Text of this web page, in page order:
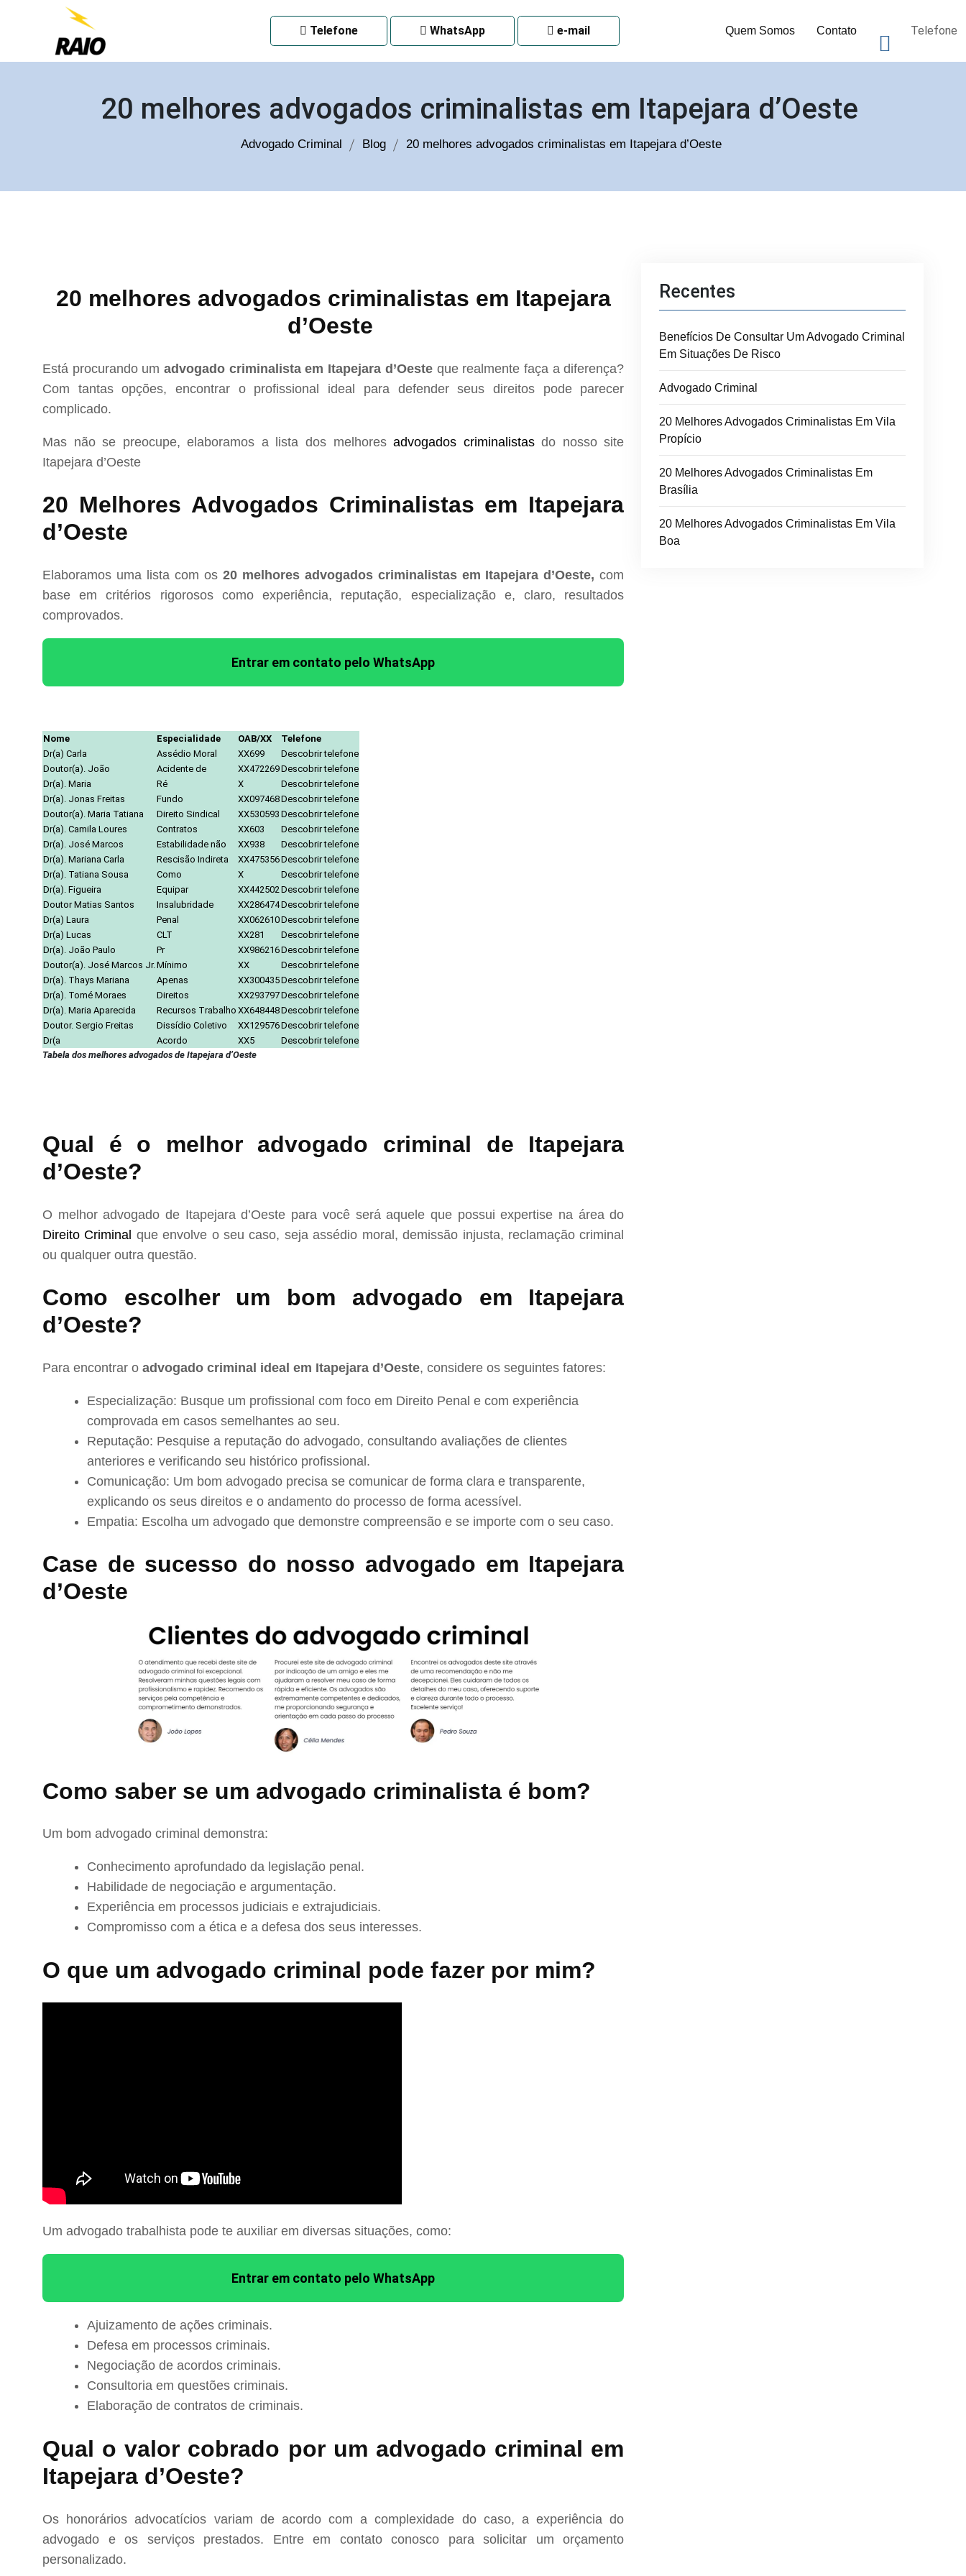
Telefone WhatsApp e-mail Quem Somos Contato Telefone
20 melhores advogados criminalistas em Itapejara d’Oeste
Advogado Criminal Blog 20 melhores advogados criminalistas em Itapejara d’Oeste
20 melhores advogados criminalistas em Itapejara
d’Oeste
Está procurando umadvogado criminalista em Itapejara d’Oesteque realmente faça a diferença?
Com tantas opções, encontrar o profissional ideal para defender seus direitos pode parecer
complicado.
Mas não se preocupe, elaboramos a lista dos melhoresadvogados criminalistasdo nosso site
Itapejara d’Oeste
20 Melhores Advogados Criminalistas em Itapejara
d’Oeste
Elaboramos uma lista com os 20 melhores advogados criminalistas em Itapejara d’Oeste, com
base em critérios rigorosos como experiência, reputação, especialização e, claro, resultados
comprovados.
Entrar em contato pelo WhatsApp
Nome Especialidade OAB/XX
Telefone
Dr(a) Carla
Assédio Moral XX699
Descobrir telefone
Doutor(a). João
Acidente de XX472269Descobrir telefone
Dr(a). Maria
Ré X
Descobrir telefone
Dr(a). Jonas Freitas
Fundo XX097468Descobrir telefone
Doutor(a). Maria Tatiana
Direito Sindical XX530593 Descobrir telefone
Dr(a). Camila Loures
Contratos XX603
Descobrir telefone
Dr(a). José Marcos
Estabilidade não XX938
Descobrir telefone
Dr(a). Mariana Carla
Rescisão Indireta XX475356Descobrir telefone
Dr(a). Tatiana Sousa
Como X
Descobrir telefone
Dr(a). Figueira
Equipar XX442502 Descobrir telefone
Doutor Matias Santos
Insalubridade XX286474Descobrir telefone
Dr(a) Laura
Penal XX062610Descobrir telefone
Dr(a) Lucas
CLT XX281
Descobrir telefone
Dr(a). João Paulo
Pr XX986216Descobrir telefone
Doutor(a). José Marcos Jr. Mínimo XX
Descobrir telefone
Dr(a). Thays Mariana
Apenas XX300435Descobrir telefone
Dr(a). Tomé Moraes
Direitos XX293797Descobrir telefone
Dr(a). Maria Aparecida
Recursos Trabalho XX648448Descobrir telefone
Doutor. Sergio Freitas
Dissídio Coletivo XX129576Descobrir telefone
Dr(a
Acordo XX5
Descobrir telefone
Tabela dos melhores advogados de Itapejara d’Oeste
Qual é o melhor advogado criminal de Itapejara
d’Oeste?
O melhor advogado de Itapejara d’Oeste para você será aquele que possui expertise na área do
Direito Criminal que envolve o seu caso, seja assédio moral, demissão injusta, reclamação criminal
ou qualquer outra questão.
Como escolher um bom advogado em Itapejara
d’Oeste?
Para encontrar o advogado criminal ideal em Itapejara d’Oeste, considere os seguintes fatores:
Especialização: Busque um profissional com foco em Direito Penal e com experiência
comprovada em casos semelhantes ao seu.
Reputação: Pesquise a reputação do advogado, consultando avaliações de clientes
anteriores e verificando seu histórico profissional.
Comunicação: Um bom advogado precisa se comunicar de forma clara e transparente,
explicando os seus direitos e o andamento do processo de forma acessível.
Empatia: Escolha um advogado que demonstre compreensão e se importe com o seu caso.
Case de sucesso do nosso advogado em Itapejara
d’Oeste
Como saber se um advogado criminalista é bom?
Um bom advogado criminal demonstra:
Conhecimento aprofundado da legislação penal.
Habilidade de negociação e argumentação.
Experiência em processos judiciais e extrajudiciais.
Compromisso com a ética e a defesa dos seus interesses.
O que um advogado criminal pode fazer por mim?
Um advogado trabalhista pode te auxiliar em diversas situações, como:
Entrar em contato pelo WhatsApp
Ajuizamento de ações criminais.
Defesa em processos criminais.
Negociação de acordos criminais.
Consultoria em questões criminais.
Elaboração de contratos de criminais.
Qual o valor cobrado por um advogado criminal em
Itapejara d’Oeste?
Os honorários advocatícios variam de acordo com a complexidade do caso, a experiência do
advogado e os serviços prestados. Entre em contato conosco para solicitar um orçamento
personalizado.
Recentes
Benefícios De Consultar Um Advogado Criminal
Em Situações De Risco
Advogado Criminal
20 Melhores Advogados Criminalistas Em Vila
Propício
20 Melhores Advogados Criminalistas Em
Brasília
20 Melhores Advogados Criminalistas Em Vila
Boa